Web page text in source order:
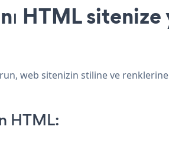
HTML
web sitenizin stiline ve
HTML: